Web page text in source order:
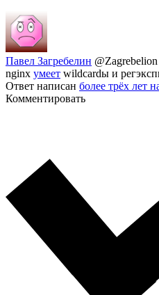
Павел Загребелин @Zagrebelion
nginx умеет wildcardы и
Ответ написан более трёх лет
Комментировать